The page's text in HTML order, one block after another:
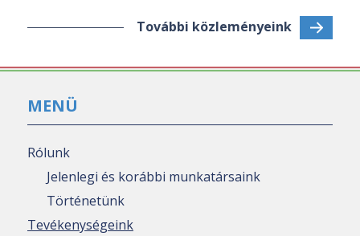
További közleményeink
MENÜ
Rólunk
Jelenlegi és korábbi munkatársaink
Történetünk
Tevékenységeink